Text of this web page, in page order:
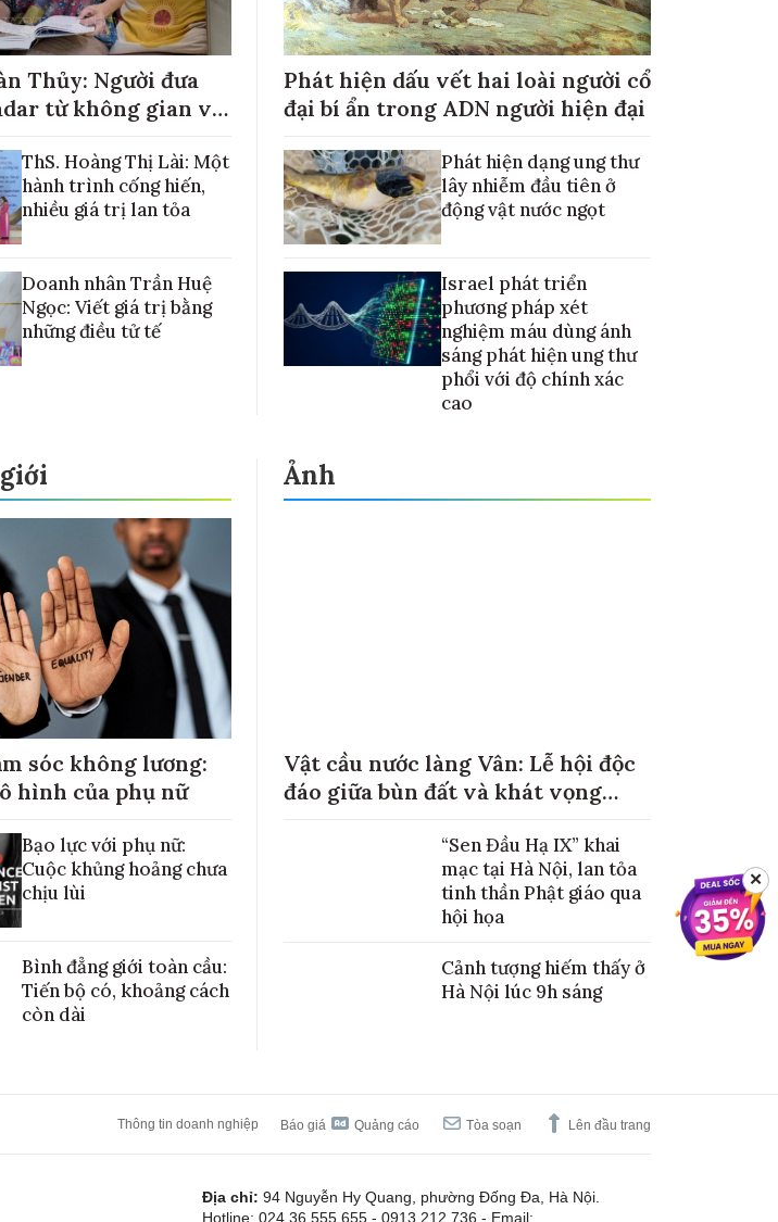
Thủy: Người đưa
từ không gian về
ThS. Hoàng Thị Lài: Một
hành trình cống hiến,
nhiều giá trị lan tỏa
Doanh nhân Trần Huệ
Ngọc: Viết giá trị bằng
những điều tử tế
Phát hiện dấu vết hai loài người cổ
đại bí ẩn trong ADN người hiện đại
Phát hiện dạng ung thư
lây nhiễm đầu tiên ở
động vật nước ngọt
Israel phát triển
phương pháp xét
nghiệm máu dùng ánh
sáng phát hiện ung thư
phổi với độ chính xác
cao
sóc không lương:
hình của phụ nữ
Bạo lực với phụ nữ:
Cuộc khủng hoảng chưa
chịu lùi
Bình đẳng giới toàn cầu:
Tiến bộ có, khoảng cách
còn dài
Ảnh
Vật cầu nước làng Vân: Lễ hội độc
đáo giữa bùn đất và khát vọng
“Sen Đầu Hạ IX” khai
mạc tại Hà Nội, lan tỏa
tinh thần Phật giáo qua
hội họa
Cảnh tượng hiếm thấy ở
Hà Nội lúc 9h sáng
Thông tin doanh nghiệp Báo giá Quảng cáo Tòa soạn Lên đầu trang
Địa chỉ: 94 Nguyễn Hy Quang, phường Đống Đa, Hà Nội.
Hotline: 024.36.555.655 - 0913.212.736 - Email:
✕